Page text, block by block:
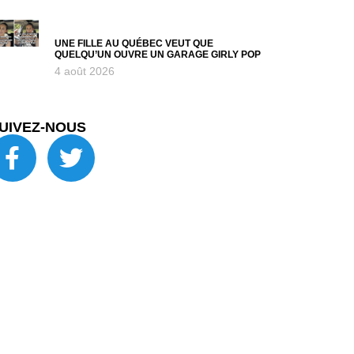
UNE FILLE AU QUÉBEC VEUT QUE
QUELQU’UN OUVRE UN GARAGE GIRLY POP
4 août 2026
NOUS